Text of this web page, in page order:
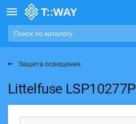

Защита освещения
Littelfuse LSP10277P